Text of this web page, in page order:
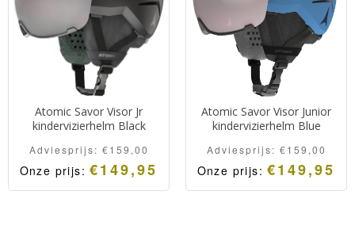
Atomic Savor Visor Jr
kindervizierhelm Black
Adviesprijs: €159,00
Onze prijs:€149,95
Atomic Savor Visor Junior
kindervizierhelm Blue
Adviesprijs: €159,00
Onze prijs:€149,95